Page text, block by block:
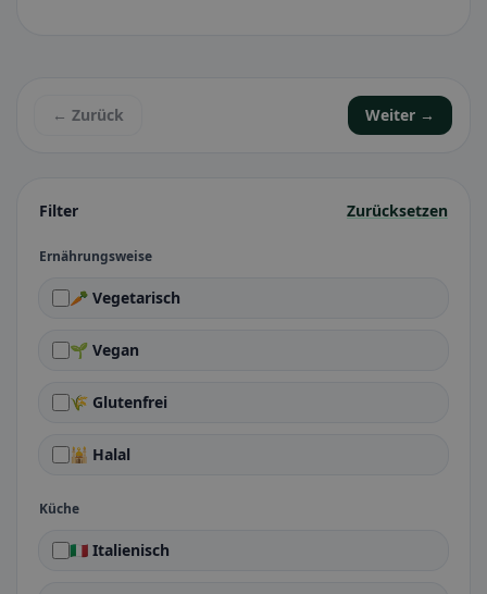
Filter Zurücksetzen
Ernährungsweise
🥕 Vegetarisch
🌱 Vegan
🌾 Glutenfrei
🕌 Halal
Küche
🇮🇹 Italienisch
← Zurück Weiter →